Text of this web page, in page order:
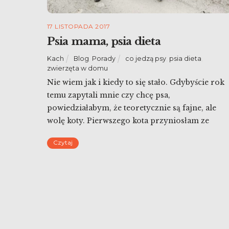
17 LISTOPADA 2017
Psia mama, psia dieta
Kach Blog Porady co jedzą psy, psia dieta
zwierzęta w domu
Nie wiem jak i kiedy to się stało. Gdybyście rok
temu zapytali mnie czy chcę psa,
powiedziałabym, że teoretycznie są fajne, ale
wolę koty. Pierwszego kota przyniosłam ze
błagałyśmy mamę, żeby pozwoliła zatrzymać
Czytaj